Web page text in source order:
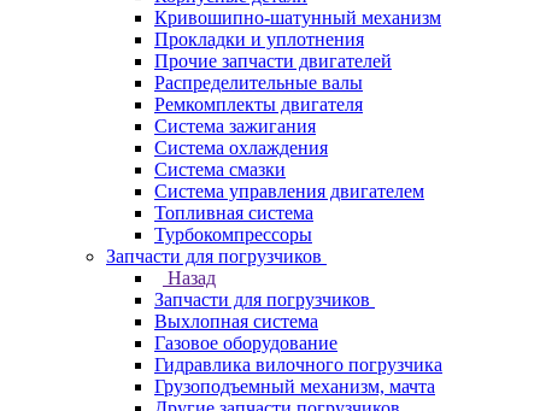
Кривошипно-шатунный механизм
Прокладки и уплотнения
Прочие запчасти двигателей
Распределительные валы
Ремкомплекты двигателя
Система зажигания
Система охлаждения
Система смазки
Система управления двигателем
Топливная система
Турбокомпрессоры
Запчасти для погрузчиков
Назад
Запчасти для погрузчиков
Выхлопная система
Газовое оборудование
Гидравлика вилочного погрузчика
Грузоподъемный механизм, мачта